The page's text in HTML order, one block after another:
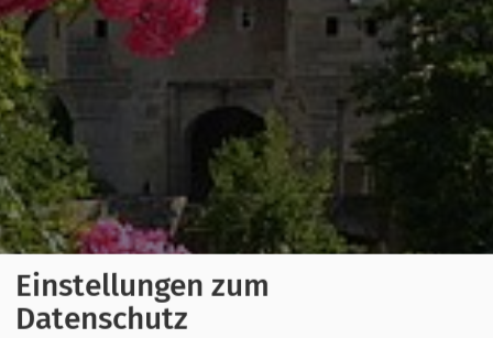
Einstellungen zum
Datenschutz